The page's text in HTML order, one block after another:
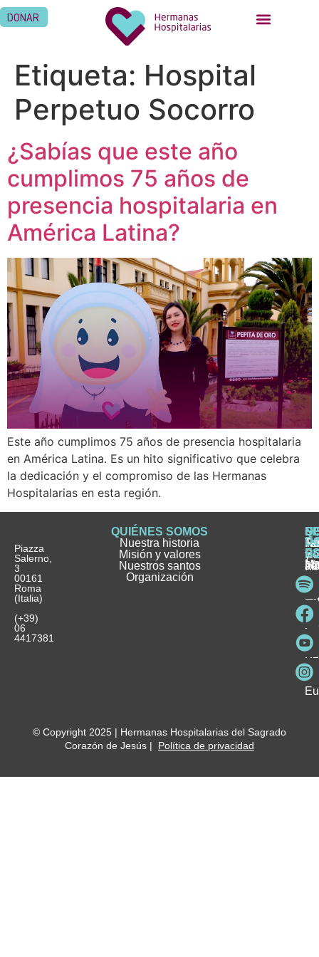
DONAR
Etiqueta: Hospital
Perpetuo Socorro
¿Sabías que este año
cumplimos 75 años de
presencia hospitalaria en
América Latina?
Este año cumplimos 75 años de presencia hospitalaria
en América Latina. Es un hito significativo que celebra
la dedicación y el compromiso de las Hermanas
Hospitalarias en esta región.
Piazza
Salerno,
3
00161
Roma
(Italia)
(+39)
06
4417381
QUIÉNES SOMOS
Nuestra historia
Misión y valores
Nuestros santos
Organización
e
y
y
© Copyright 2025 | Hermanas Hospitalarias del Sagrado
Corazón de Jesús | Política de privacidad